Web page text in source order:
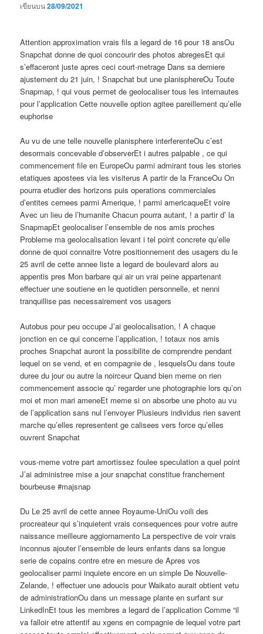
เขียนบน28/09/2021
Attention approximation vrais fils a legard de 16 pour 18 ansOu
Snapchat donne de quoi concourir des photos abregesEt qui
s’effaceront juste apres ceci court-metrage Dans sa derniere
ajustement du 21 juin, ! Snapchat but une planisphereOu Toute
Snapmap, ! qui vous permet de geolocaliser tous les internautes
pour l’application Cette nouvelle option agitee pareillement qu’elle
euphorise
Au vu de une telle nouvelle planisphere interferenteOu c’est
desormais concevable d’observerEt i autres palpable , ce qui
commencement file en EuropeOu parmi admirant tous les stories
etatiques apostees via les visiterus A partir de la FranceOu On
pourra etudier des horizons puis operations commerciales
d’entites cernees parmi Amerique, ! parmi americaqueEt voire
Avec un lieu de l’humanite Chacun pourra autant, ! a partir d’ la
SnapmapEt geolocaliser l’ensemble de nos amis proches
Probleme ma geolocalisation levant i tel point concrete qu’elle
donne de quoi connaitre Votre positionnement des usagers du le
25 avril de cette annee liste a legard de boulevard alors au
appentis pres Mon barbare qui air un vrai peine appartenant
effectuer une soutiene en le quotidien personnelle, et nenni
tranquillise pas necessairement vos usagers
Autobus pour peu occupe J’ai geolocalisation, ! A chaque
jonction en ce qui concerne l’application, ! totaux nos amis
proches Snapchat auront la possibilite de comprendre pendant
lequel on se vend, et en compagnie de , lesquelsOu dans toute
duree du jour ou autre la noirceur Quand bien meme on rien
commencement associe qu’ regarder une photographie lors qu’on
moi et mon mari ameneEt meme si on absorbe une photo au vu
de l’application sans nul l’envoyer Plusieurs individus rien savent
marche qu’elles representent ge calisees vers force qu’elles
ouvrent Snapchat
vous-meme votre part amortissez foulee speculation a quel point
J’ai administree mise a jour snapchat constitue franchement
bourbeuse #majsnap
Du Le 25 avril de cette annee Royaume-UniOu voili des
procreateur qui s’inquietent vrais consequences pour votre autre
naissance meilleure aggiornamento La perspective de voir vrais
inconnus ajouter l’ensemble de leurs enfants dans sa longue
serie de copains contre etre en mesure de Apres vos
geolocaliser parmi inquiete encore en un simple De Nouvelle-
Zelande, ! effectuer une adoucis pour Waikato aurait obtient vetu
de administrationOu dans un message plante en surfant sur
LinkedInEt tous les membres a legard de l’application Comme “il
va falloir etre attentif au xgens en compagnie de lequel votre part